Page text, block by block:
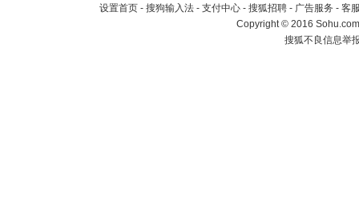
设置首页 - 搜狗输入法 - 支付中心 - 搜狐招聘 - 广告服务 - 客
Copyright©2016
搜狐不良信息举